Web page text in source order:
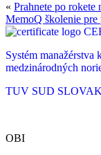
« Prahnete po
MemoQ školenie
Systém
medzinárodných
TUV SUD
OBI